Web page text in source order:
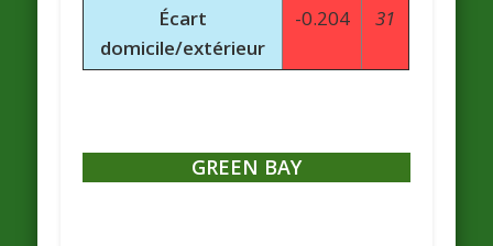
Écart
domicile/extérieur
-0.204 31
GREEN BAY